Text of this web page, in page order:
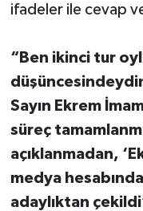
ifadeler ile cevap
“Ben ikinci tur
Sayın Ekrem
süreç
açıklanmadan,
medya
adaylıktan